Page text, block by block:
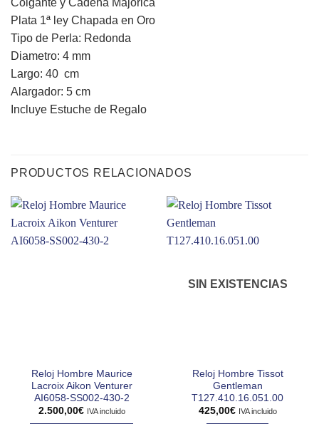
Plata 1ª ley Chapada en Oro
Tipo de Perla: Redonda
Diametro: 4 mm
Largo: 40 cm
Alargador: 5 cm
Incluye Estuche de Regalo
PRODUCTOS RELACIONADOS
Reloj Hombre Maurice
Lacroix Aikon Venturer
AI6058-SS002-430-2
2.500,00€ IVA incluido
SIN EXISTENCIAS
Reloj Hombre Tissot
Gentleman
T127.410.16.051.00
425,00€ IVA incluido